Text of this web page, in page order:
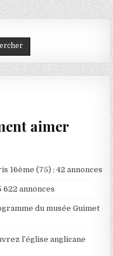
aimer
16ème (75) : 42 annonces
622 annonces
du musée Guimet
l’église anglicane